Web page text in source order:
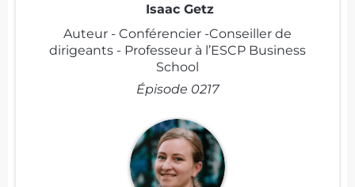
Isaac Getz
Auteur - Conférencier -Conseiller de
dirigeants - Professeur à l’ESCP Business
School
Épisode 0217